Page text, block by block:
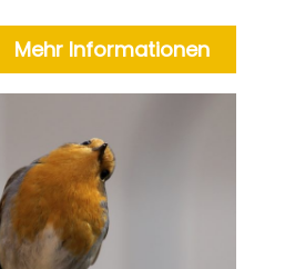
Mehr Informationen